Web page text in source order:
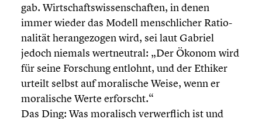
gab. Wirtschafts­wis­sen­schaf­ten, in denen
immer wieder das Modell mensch­li­cher Ratio­
na­li­tät heran­ge­zo­gen wird, sei laut Gabriel
jedoch niemals wertneu­tral: „Der Ökonom wird
für seine Forschung entlohnt, und der Ethiker
urteilt selbst auf morali­sche Weise, wenn er
morali­sche Werte erforscht.“
Das Ding: Was moralisch verwerf­lich ist und